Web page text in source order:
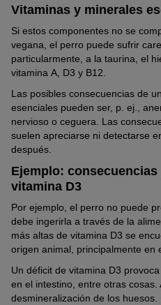
Vitaminas y minerales
Si estos componentes no se
vegana, el perro puede sufrir
particularmente, a la taurina, el
vitamina A, D3 y B12.
Las posibles consecuencias de
esenciales pueden ser, p. ej.,
nervioso o ceguera. Las
suelen apreciarse ni detectarse
después.
Ejemplo:
vitamina D3
Por ejemplo, el perro no puede
debe ingerirla a través de la
más altas de vitamina D3 se
origen animal, principalmente en
Un déficit de vitamina D3
en el intestino, entre otras
desmineralización de los